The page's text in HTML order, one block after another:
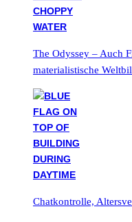
The Odyssey – Auch
materialistische
Chatkontrolle,